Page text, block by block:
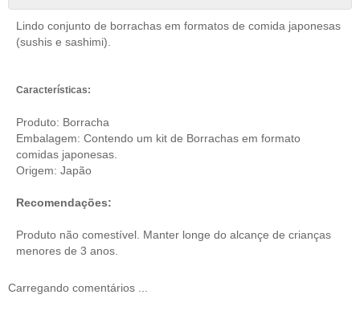
Lindo conjunto de borrachas em formatos de comida japonesas
(sushis e sashimi).
Características:
Produto: Borracha
Embalagem: Contendo um kit de Borrachas em formato
comidas japonesas.
Origem: Japão
Recomendações:
Produto não comestível. Manter longe do alcançe de crianças
menores de 3 anos.
Carregando comentários ...